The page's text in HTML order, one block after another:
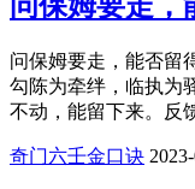
问保姆要走，
问保姆要走，能否留
勾陈为牵绊，临执为
不动，能留下来。反
奇门六壬金口诀